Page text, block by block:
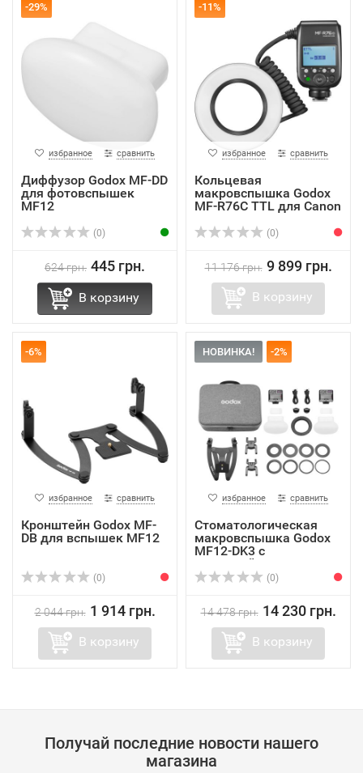
-29%
избранное сравнить
Диффузор Godox MF-DD
для фотовспышек
MF12
(0)
624 грн. 445 грн.
В корзину
-11%
избранное сравнить
Кольцевая
макровспышка Godox
MF-R76C TTL для Canon
(0)
11 176 грн. 9 899 грн.
В корзину
-6%
избранное сравнить
Кронштейн Godox MF-
DB для вспышек MF12
(0)
2 044 грн. 1 914 грн.
В корзину
НОВИНКА! -2%
избранное сравнить
Стоматологическая
макровспышка Godox
MF12-DK3 с
кронштейн...
(0)
14 478 грн. 14 230 грн.
В корзину
Получай последние новости нашего
магазина